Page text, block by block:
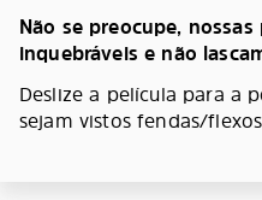
Não se preocupe,
inquebráveis e não
Deslize a película para a
sejam vistos fendas/